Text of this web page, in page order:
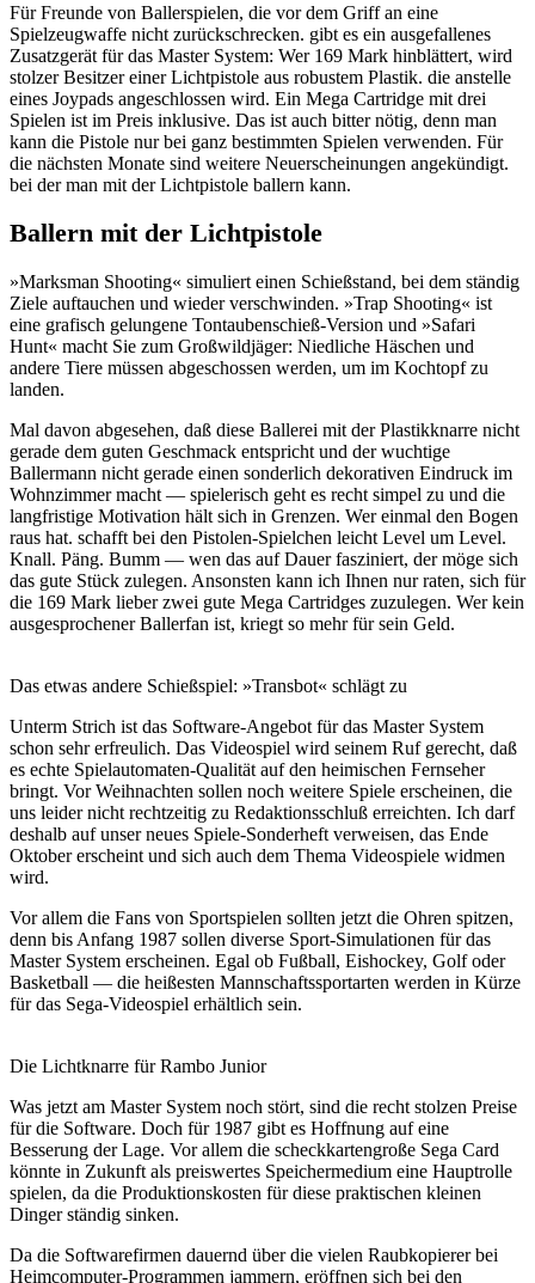
Für Freunde von Ballerspielen, die vor dem Griff an eine
Spielzeugwaffe nicht zurückschrecken. gibt es ein ausgefallenes
Zusatzgerät für das Master System: Wer 169 Mark hinblättert, wird
stolzer Besitzer einer Lichtpistole aus robustem Plastik. die anstelle
eines Joypads angeschlossen wird. Ein Mega Cartridge mit drei
Spielen ist im Preis inklusive. Das ist auch bitter nötig, denn man
kann die Pistole nur bei ganz bestimmten Spielen verwenden. Für
die nächsten Monate sind weitere Neuerscheinungen angekündigt.
bei der man mit der Lichtpistole ballern kann.
Ballern mit der Lichtpistole
»Marksman Shooting« simuliert einen Schießstand, bei dem ständig
Ziele auftauchen und wieder verschwinden. »Trap Shooting« ist
eine grafisch gelungene Tontaubenschieß-Version und »Safari
Hunt« macht Sie zum Großwildjäger: Niedliche Häschen und
andere Tiere müssen abgeschossen werden, um im Kochtopf zu
landen.
Mal davon abgesehen, daß diese Ballerei mit der Plastikknarre nicht
gerade dem guten Geschmack entspricht und der wuchtige
Ballermann nicht gerade einen sonderlich dekorativen Eindruck im
Wohnzimmer macht — spielerisch geht es recht simpel zu und die
langfristige Motivation hält sich in Grenzen. Wer einmal den Bogen
raus hat. schafft bei den Pistolen-Spielchen leicht Level um Level.
Knall. Päng. Bumm — wen das auf Dauer fasziniert, der möge sich
das gute Stück zulegen. Ansonsten kann ich Ihnen nur raten, sich für
die 169 Mark lieber zwei gute Mega Cartridges zuzulegen. Wer kein
ausgesprochener Ballerfan ist, kriegt so mehr für sein Geld.
Das etwas andere Schießspiel: »Transbot« schlägt zu
Unterm Strich ist das Software-Angebot für das Master System
schon sehr erfreulich. Das Videospiel wird seinem Ruf gerecht, daß
es echte Spielautomaten-Qualität auf den heimischen Fernseher
bringt. Vor Weihnachten sollen noch weitere Spiele erscheinen, die
uns leider nicht rechtzeitig zu Redaktionsschluß erreichten. Ich darf
deshalb auf unser neues Spiele-Sonderheft verweisen, das Ende
Oktober erscheint und sich auch dem Thema Videospiele widmen
wird.
Vor allem die Fans von Sportspielen sollten jetzt die Ohren spitzen,
denn bis Anfang 1987 sollen diverse Sport-Simulationen für das
Master System erscheinen. Egal ob Fußball, Eishockey, Golf oder
Basketball — die heißesten Mannschaftssportarten werden in Kürze
für das Sega-Videospiel erhältlich sein.
Die Lichtknarre für Rambo Junior
Was jetzt am Master System noch stört, sind die recht stolzen Preise
für die Software. Doch für 1987 gibt es Hoffnung auf eine
Besserung der Lage. Vor allem die scheckkartengroße Sega Card
könnte in Zukunft als preiswertes Speichermedium eine Hauptrolle
spielen, da die Produktionskosten für diese praktischen kleinen
Dinger ständig sinken.
Da die Softwarefirmen dauernd über die vielen Raubkopierer bei
Heimcomputer-Programmen jammern, eröffnen sich bei den